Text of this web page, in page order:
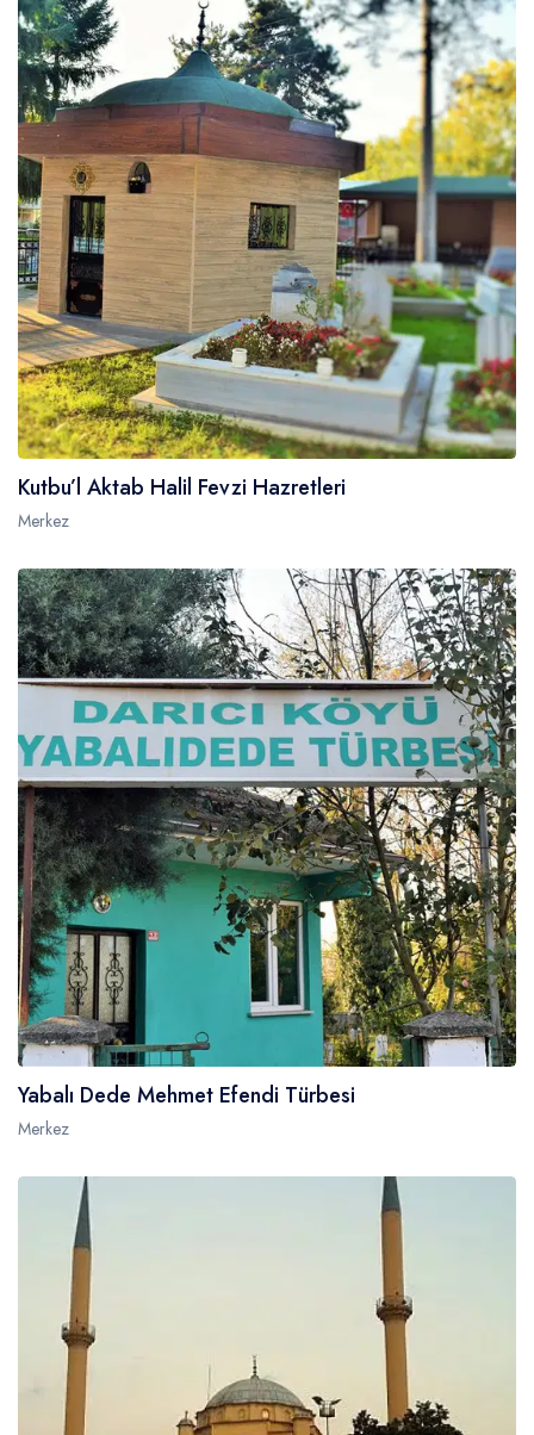
Kutbu’l Aktab Halil Fevzi Hazretleri
Merkez
Yabalı Dede Mehmet Efendi Türbesi
Merkez